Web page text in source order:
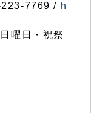
7769 / h
曜日・祝祭